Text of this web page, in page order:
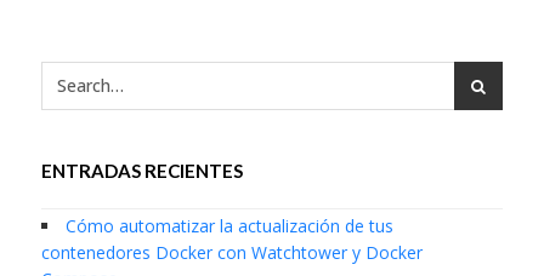
ENTRADAS RECIENTES
Cómo automatizar la actualización de tus
contenedores Docker con Watchtower y Docker